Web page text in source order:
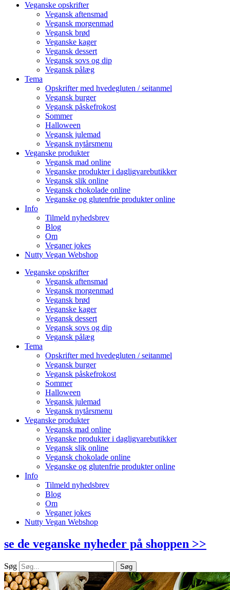
Veganske opskrifter
Vegansk aftensmad
Vegansk morgenmad
Vegansk brød
Veganske kager
Vegansk dessert
Vegansk sovs og dip
Vegansk pålæg
Tema
Opskrifter med hvedegluten / seitanmel
Vegansk burger
Vegansk påskefrokost
Sommer
Halloween
Vegansk julemad
Vegansk nytårsmenu
Veganske produkter
Vegansk mad online
Veganske produkter i dagligvarebutikker
Vegansk slik online
Vegansk chokolade online
Veganske og glutenfrie produkter online
Info
Tilmeld nyhedsbrev
Blog
Om
Veganer jokes
Nutty Vegan Webshop
Veganske opskrifter
Vegansk aftensmad
Vegansk morgenmad
Vegansk brød
Veganske kager
Vegansk dessert
Vegansk sovs og dip
Vegansk pålæg
Tema
Opskrifter med hvedegluten / seitanmel
Vegansk burger
Vegansk påskefrokost
Sommer
Halloween
Vegansk julemad
Vegansk nytårsmenu
Veganske produkter
Vegansk mad online
Veganske produkter i dagligvarebutikker
Vegansk slik online
Vegansk chokolade online
Veganske og glutenfrie produkter online
Info
Tilmeld nyhedsbrev
Blog
Om
Veganer jokes
Nutty Vegan Webshop
se de veganske nyheder på shoppen >>
Søg Søg